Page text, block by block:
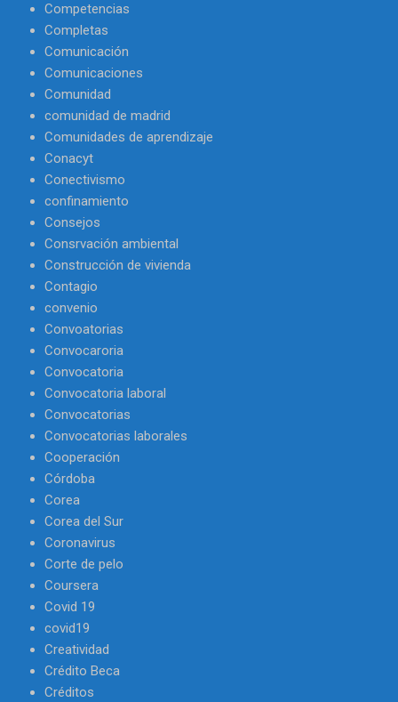
Competencias
Completas
Comunicación
Comunicaciones
Comunidad
comunidad de madrid
Comunidades de aprendizaje
Conacyt
Conectivismo
confinamiento
Consejos
Consrvación ambiental
Construcción de vivienda
Contagio
convenio
Convoatorias
Convocaroria
Convocatoria
Convocatoria laboral
Convocatorias
Convocatorias laborales
Cooperación
Córdoba
Corea
Corea del Sur
Coronavirus
Corte de pelo
Coursera
Covid 19
covid19
Creatividad
Crédito Beca
Créditos